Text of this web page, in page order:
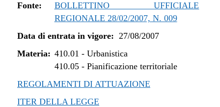
Fonte:
BOLLETTINO UFFICIALE
REGIONALE 28/02/2007, N. 009
Data di entrata in vigore: 27/08/2007
Materia: 410.01 - Urbanistica
410.05- Pianificazione territoriale
REGOLAMENTI DI ATTUAZIONE
ITER DELLA LEGGE